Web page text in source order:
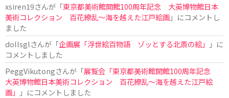
xsiren19さんが「東京都美術館開館100周年記念 大英博物館日本
美術コレクション 百花繚乱～海を越えた江戸絵画」にコメントし
ました
dollsglさんが「企画展「浮世絵百物語 ゾッとする北斎の絵」
」に
コメントしました
PeggVikutongさんが「展覧会「東京都美術館開館100周年記念
大英博物館日本美術コレクション 百花繚乱〜海を越えた江戸絵
画」
」にコメントしました